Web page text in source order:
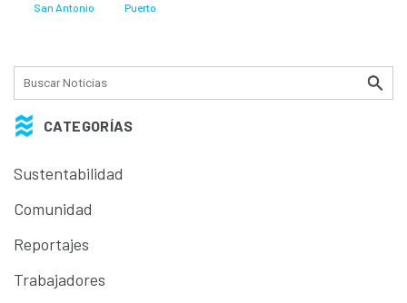
CATEGORÍAS
Sustentabilidad
Comunidad
Reportajes
Trabajadores
San Antonio Puerto